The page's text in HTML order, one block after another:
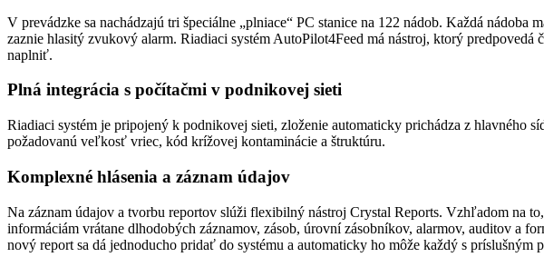
V prevádzke sa nachádzajú tri špeciálne „plniace“ PC stanice na 122 nádob. Každá
zaznie hlasitý zvukový alarm. Riadiaci systém AutoPilot4Feed má nástroj, ktorý
naplniť.
Plná integrácia s počítačmi v podnikovej sieti
Riadiaci systém je pripojený k podnikovej sieti, zloženie automaticky prichádza z hlavného
požadovanú veľkosť vriec, kód krížovej kontaminácie a štruktúru.
Komplexné hlásenia a záznam údajov
Na záznam údajov a tvorbu reportov slúži flexibilný nástroj Crystal Reports. Vzhľadom na
informáciám vrátane dlhodobých záznamov, zásob, úrovní zásobníkov, alarmov, auditov a
nový report sa dá jednoducho pridať do systému a automaticky ho môže každý s príslušným